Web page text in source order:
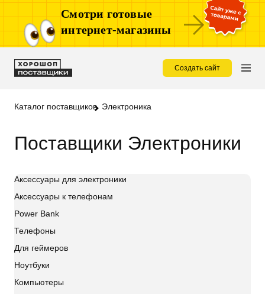
Смотри готовые
интернет-магазины
Создать сайт
Каталог поставщиков Электроника
Поставщики Электроники
Аксессуары для электроники
Аксессуары к телефонам
Power Bank
Телефоны
Для геймеров
Ноутбуки
Компьютеры